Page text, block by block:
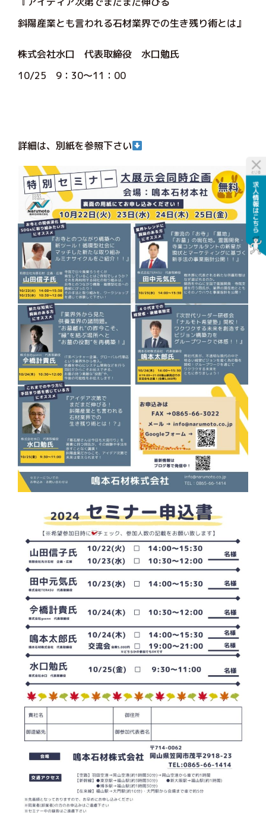
斜陽産業とも言われる石材業界での生き残り術とは』
株式会社水口 代表取締役 水口勉氏
10/25 9：30～11：00
詳細は、別紙を参照下さい